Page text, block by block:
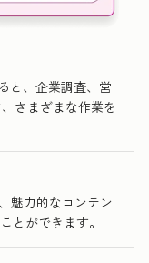
と、企業調査、営
さまざまな作業を
魅力的なコンテン
とができます。